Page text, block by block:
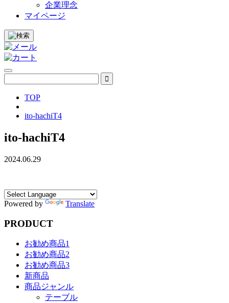
企業理念
マイページ
TOP
ito-hachiT4
ito-hachiT4
2024.06.29
Powered by Translate
PRODUCT
お勧め商品1
お勧め商品2
お勧め商品3
新商品
商品ジャンル
テーブル